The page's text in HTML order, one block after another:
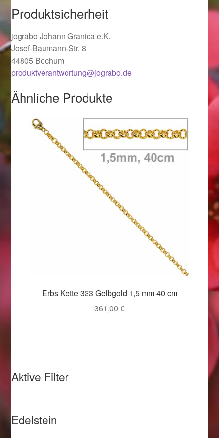
Ostergeschenke finden für Ostern 2019
Ostergeschenke finden für Ostern 2020
Ostergeschenke finden für Ostern 2021
Ostergeschenke finden für Ostern 2022
Partner
Vertrag widerrufen
Weihnachtsangebote 2016
Weihnachtsangebote 2018
Produktsicherheit
jograbo Johann Granica e.K.
Josef-Baumann-Str. 8
44805 Bochum
produktverantwortung@jograbo.de
Ähnliche Produkte
Erbs Kette 333 Gelbgold 1,5 mm 40 cm
361,00 €
Aktive Filter
Edelstein